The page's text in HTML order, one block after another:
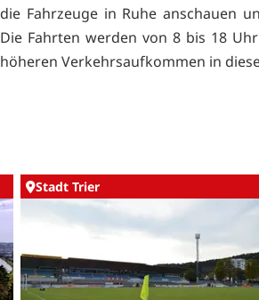
die Fahrzeuge in Ruhe anschauen
Die Fahrten werden von 8 bis 18
höheren Verkehrsaufkommen in
Stadt Trier